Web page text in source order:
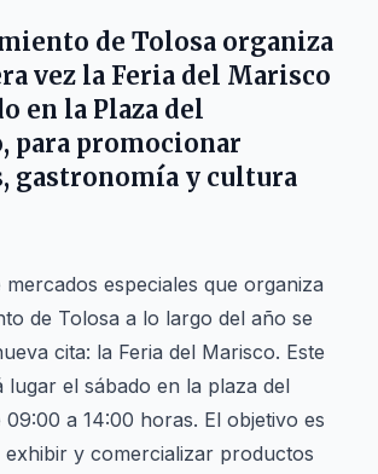
de Tolosa organiza
vez la Feria del Marisco
en la Plaza del
para promocionar
gastronomía y cultura
especiales que organiza
de Tolosa a lo largo del año se
cita: la Feria del Marisco. Este
lugar el sábado en la plaza del
09:00 a 14:00 horas. El objetivo es
y comercializar productos